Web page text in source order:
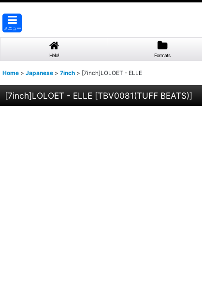
メニュー
Hello! Formats
Home > Japanese > 7inch > [7inch]LOLOET - ELLE
[7inch]LOLOET - ELLE [TBV0081(TUFF BEATS)]